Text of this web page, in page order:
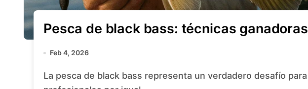
Pesca de black bass: técnicas ganadoras
Feb 4, 2026
La pesca de black bass representa un verdadero desafío para aficionados y